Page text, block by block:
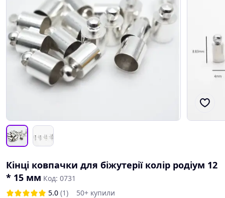
Кінці ковпачки для біжутерії колір родіум 12
* 15 мм Код: 0731
5.0 (1)
50+ купили